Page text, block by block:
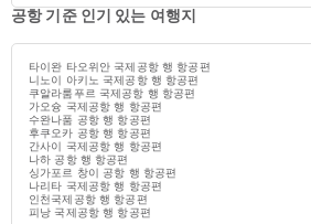
공항 기준 인기 있는 여행지
타이완 타오위안 국제공항 행 항공편
니노이 아키노 국제공항 행 항공편
쿠알라룸푸르 국제공항 행 항공편
가오슝 국제공항 행 항공편
수완나품 공항 행 항공편
후쿠오카 공항 행 항공편
간사이 국제공항 행 항공편
나하 공항 행 항공편
싱가포르 창이 공항 행 항공편
나리타 국제공항 행 항공편
인천국제공항 행 항공편
피낭 국제공항 행 항공편